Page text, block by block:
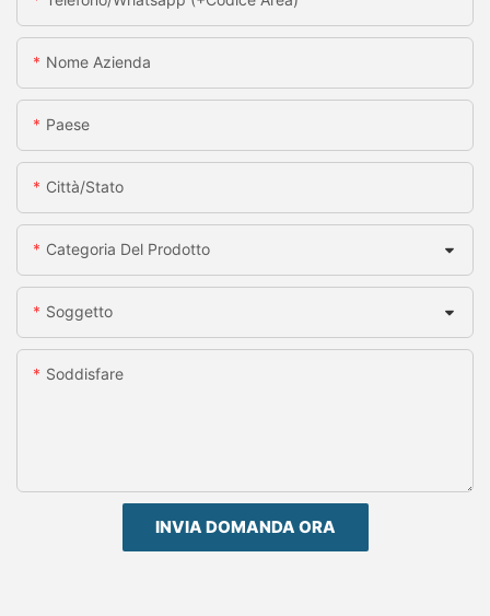
Nome Azienda
Paese
Città/stato
Categoria Del Prodotto
Soggetto
Soddisfare
INVIA DOMANDA ORA